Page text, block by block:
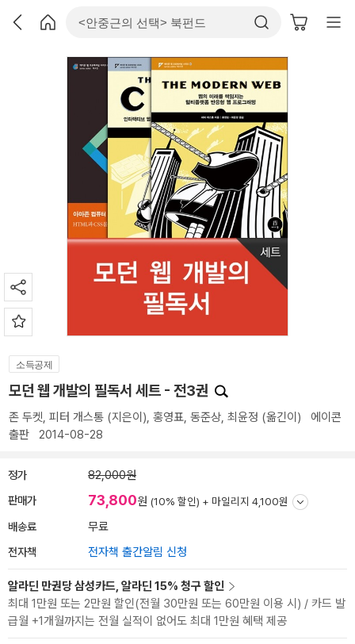
소득공제
모던 웹 개발의 필독서 세트 - 전3권
존 두켓, 피터 개스통 (지은이), 홍영표, 동준상, 최윤정 (옮긴이) 에이콘
출판 2014-08-28
정가 82,000원
판매가 73,800원 (10% 할인) + 마일리지 4,100원
배송료 무료
전자책 전자책 출간알림 신청
알라딘 만권당 삼성카드, 알라딘 15% 청구 할인
최대 1만원 또는 2만원 할인(전월 30만원 또는 60만원 이용 시) / 카드 발
급월 +1개월까지는 전월 실적이 없어도 최대 1만원 혜택 제공